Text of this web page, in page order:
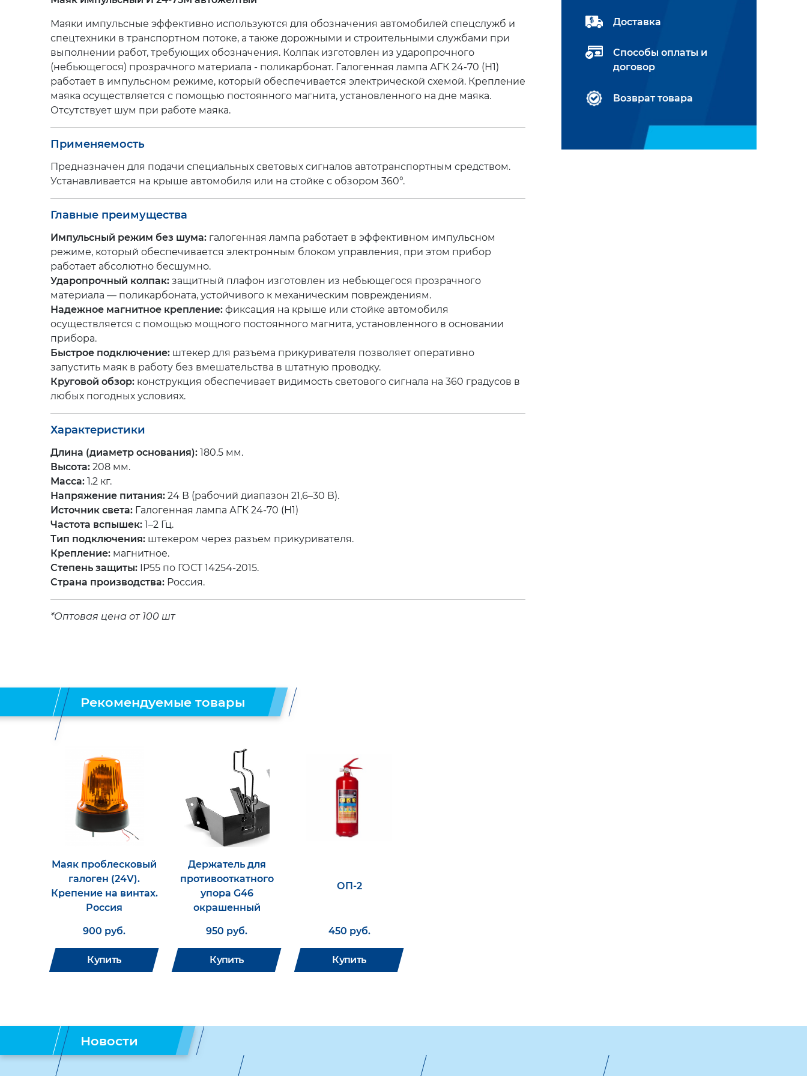
Сувенирная
Бумага
для
тахографа
и
для
тахогрофа (17)
Климатическая
техника (2)
Ящики
Карты
и
атласы
(9)
Цепи-
браслеты
противоскольжения
Аксессуары
Маяки импульсные эффективно используются для обозначения автомобилей спецслужб и
спецтехники в транспортном потоке, а также дорожными и строительными службами при
выполнении работ, требующих обозначения. Колпак изготовлен из ударопрочного
(небьющегося) прозрачного материала - поликарбонат. Галогенная лампа АГК 24-70 (Н1)
работает в импульсном режиме, который обеспечивается электрической схемой. Крепление
маяка осуществляется с помощью постоянного магнита, установленного на дне маяка.
Отсутствует шум при работе маяка.
Применяемость
Предназначен для подачи специальных световых сигналов автотранспортным средством.
Устанавливается на крыше автомобиля или на стойке с обзором 360°.
Главные преимущества
Импульсный режим без шума: галогенная лампа работает в эффективном импульсном
режиме, который обеспечивается электронным блоком управления, при этом прибор
работает абсолютно бесшумно.
Ударопрочный колпак: защитный плафон изготовлен из небьющегося прозрачного
материала — поликарбоната, устойчивого к механическим повреждениям.
Надежное магнитное крепление: фиксация на крыше или стойке автомобиля
осуществляется с помощью мощного постоянного магнита, установленного в основании
прибора.
Быстрое подключение: штекер для разъема прикуривателя позволяет оперативно
запустить маяк в работу без вмешательства в штатную проводку.
Круговой обзор: конструкция обеспечивает видимость светового сигнала на 360 градусов в
любых погодных условиях.
Характеристики
Длина (диаметр основания): 180.5 мм.
Высота: 208 мм.
Масса: 1.2 кг.
Напряжение питания: 24 В (рабочий диапазон 21,6–30 В).
Источник света: Галогенная лампа АГК 24-70 (Н1)
Частота вспышек: 1–2 Гц.
Тип подключения: штекером через разъем прикуривателя.
Крепление: магнитное.
Степень защиты: IP55 по ГОСТ 14254-2015.
Страна производства: Россия.
*Оптовая цена от 100 шт
Рекомендуемые товары
Маяк проблесковый
галоген (24V).
Крепение на винтах.
Россия
900 руб.
Купить
Держатель для
противооткатного
упора G46
окрашенный
950 руб.
Купить
ОП-2
450 руб.
Купить
Доставка
Способы оплаты и
договор
Возврат товара
Новости